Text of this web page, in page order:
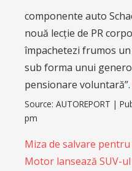
componente auto
nouă lecție de PR
împachetezi frumos
sub forma unui
pensionare voluntară”.
Source: AUTOREPORT |
pm
Miza de salvare
Motor lansează SUV-